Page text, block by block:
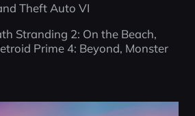
Theft Auto VI
Stranding 2: On the Beach,
Prime 4: Beyond, Monster